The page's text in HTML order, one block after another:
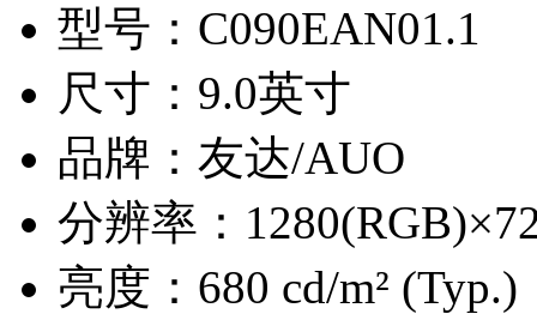
型号： C090EAN01.1
尺寸： 9.0英寸
品牌： 友达/AUO
分辨率：
亮度： 680 cd/m² (Typ.)